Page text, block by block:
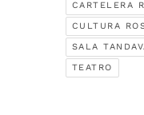
CARTELERA
CULTURA
SALA
TEATRO